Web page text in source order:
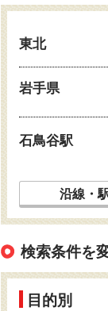
東北
岩手県
石鳥谷駅
沿線・
検索条件を
目的別